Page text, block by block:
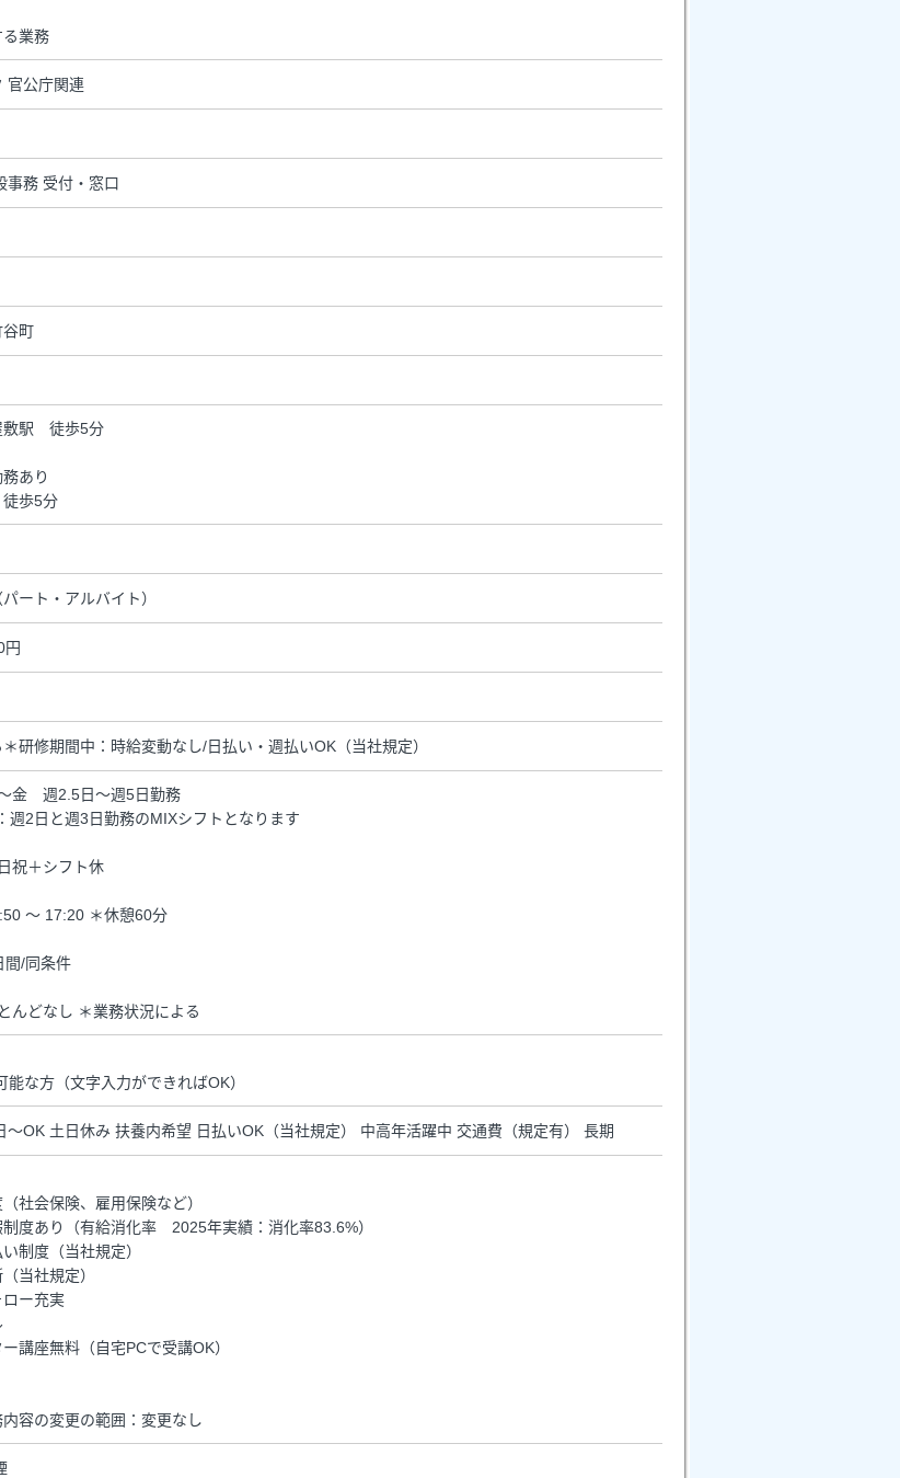
る業務
官公庁関連
事務 受付・窓口
谷町
駅 徒歩5分
あり
歩5分
ート・アルバイト）
円
研修期間中：時給変動なし/日払い・週払いOK（当社規定）
金 週2.5日～週5日勤務
週2日と週3日勤務のMIXシフトとなります
祝＋シフト休
～ 17:20 ＊休憩60分
/同条件
どなし ＊業務状況による
能な方（文字入力ができればOK）
～OK 土日休み 扶養内希望 日払いOK（当社規定） 中高年活躍中 交通費（規定有） 長期
社会保険、雇用保険など）
制度あり（有給消化率 2025年実績：消化率83.6%）
制度（当社規定）
当社規定）
ロー充実
講座無料（自宅PCで受講OK）
容の変更の範囲：変更なし